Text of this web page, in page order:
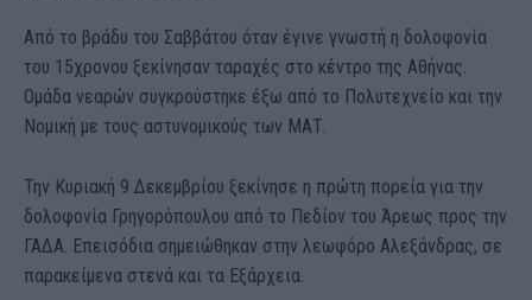
Από το βράδυ του Σαββάτου όταν έγινε γνωστή η δολοφονία
του 15χρονου ξεκίνησαν ταραχές στο κέντρο της Αθήνας.
Ομάδα νεαρών συγκρούστηκε έξω από το Πολυτεχνείο και την
Νομική με τους αστυνομικούς των ΜΑΤ.
Την Κυριακή 9 Δεκεμβρίου ξεκίνησε η πρώτη πορεία για την
δολοφονία Γρηγορόπουλου από το Πεδίον του Άρεως προς την
ΓΑΔΑ. Επεισόδια σημειώθηκαν στην λεωφόρο Αλεξάνδρας, σε
παρακείμενα στενά και τα Εξάρχεια.